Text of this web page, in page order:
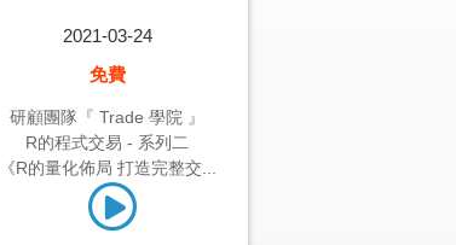
2021-03-24
免費
研顧團隊『 Trade 學院 』
R的程式交易 - 系列二
《R的量化佈局 打造完整交...